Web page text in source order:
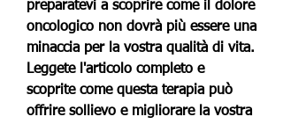
preparatevi a scoprire come il dolore
oncologico non dovrà più essere una
minaccia per la vostra qualità di vita.
Leggete l'articolo completo e
scoprite come questa terapia può
offrire sollievo e migliorare la vostra